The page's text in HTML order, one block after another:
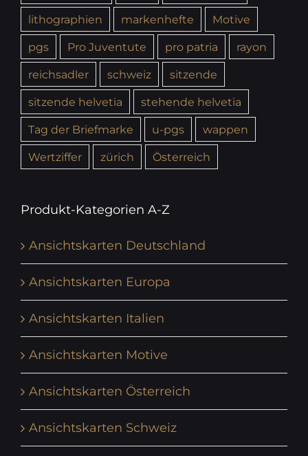
lithographien
markenhefte
Motive
pgs
Pro Juventute pro patria
rayon
reichsadler
schweiz
sitzende
sitzende helvetia
stehende helvetia
Tag der Briefmarke
u-pgs
wappen
Wertziffer
zürich Österreich
Produkt-Kategorien A-Z
Ansichtskarten Deutschland
Ansichtskarten Europa
Ansichtskarten Italien
Ansichtskarten Motive
Ansichtskarten Österreich
Ansichtskarten Schweiz